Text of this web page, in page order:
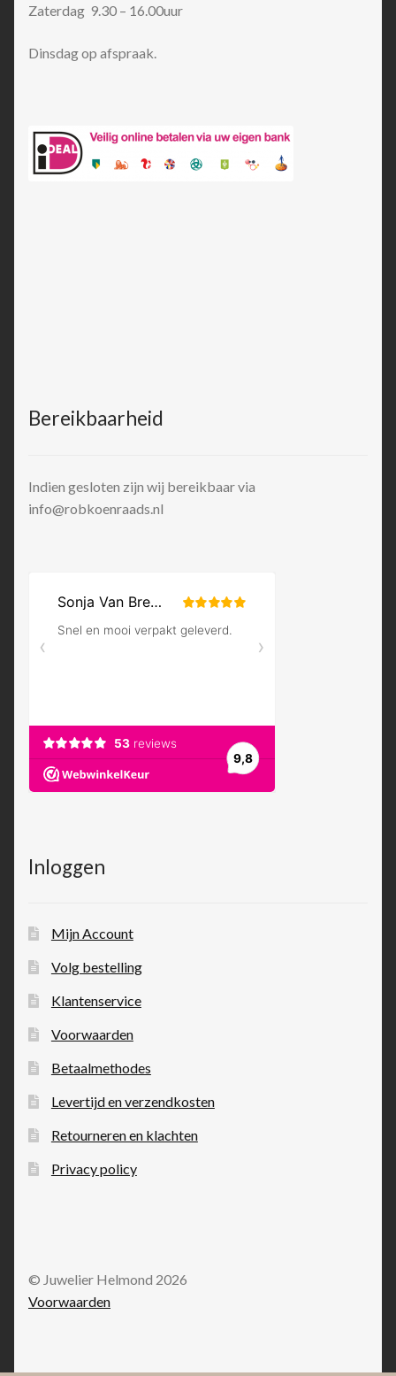
Zaterdag 9.30 – 16.00uur
Dinsdag op afspraak.
Bereikbaarheid
Indien gesloten zijn wij bereikbaar via
info@robkoenraads.nl
Inloggen
Mijn Account
Volg bestelling
Klantenservice
Voorwaarden
Betaalmethodes
Levertijd en verzendkosten
Retourneren en klachten
Privacy policy
© Juwelier Helmond 2026
Voorwaarden